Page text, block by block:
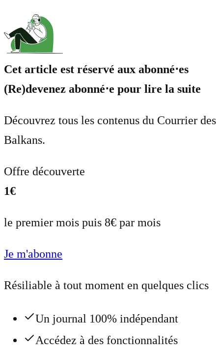
Cet article est réservé aux abonné⋅es
(Re)devenez abonné⋅e pour lire la suite
Découvrez tous les contenus du Courrier des
Balkans.
Offre découverte
1€
le premier mois puis 8€ par mois
Je m'abonne
Résiliable à tout moment en quelques clics
Un journal 100% indépendant
Accédez à des fonctionnalités